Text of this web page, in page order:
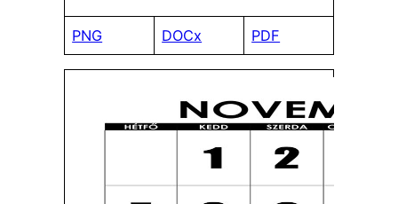
PNG DOCx PDF